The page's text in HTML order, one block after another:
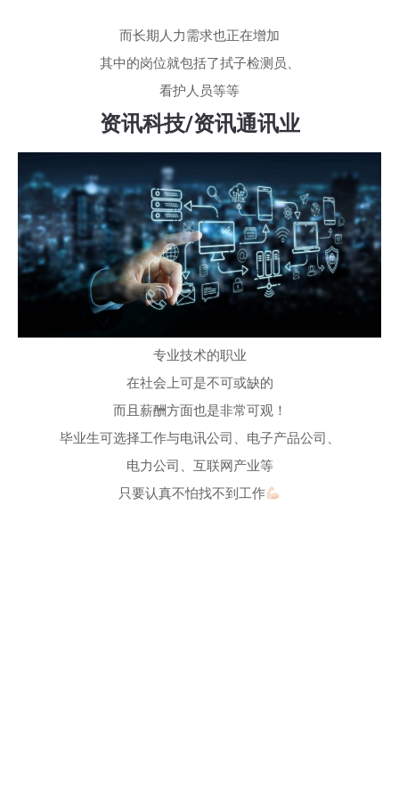
而长期人力需求也正在增加
其中的岗位就包括了拭子检测员、
看护人员等等
资讯科技/资讯通讯业
专业技术的职业
在社会上可是不可或缺的
而且薪酬方面也是非常可观！
毕业生可选择工作与电讯公司、电子产品公司、
电力公司、互联网产业等
只要认真不怕找不到工作